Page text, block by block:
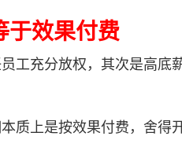
于效果付费
充分放权，其次是高底
上是按效果付费，舍得